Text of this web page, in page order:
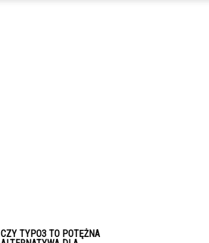
CZY TYPO3 TO POTĘŻNA